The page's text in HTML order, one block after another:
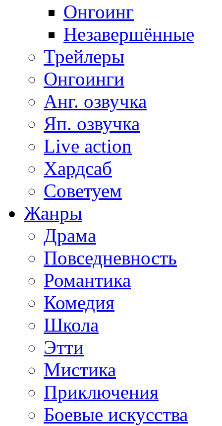
Онгоинг
Незавершённые
Трейлеры
Онгоинги
Анг. озвучка
Яп. озвучка
Live action
Хардсаб
Советуем
Жанры
Драма
Повседневность
Романтика
Комедия
Школа
Этти
Мистика
Приключения
Боевые искусства